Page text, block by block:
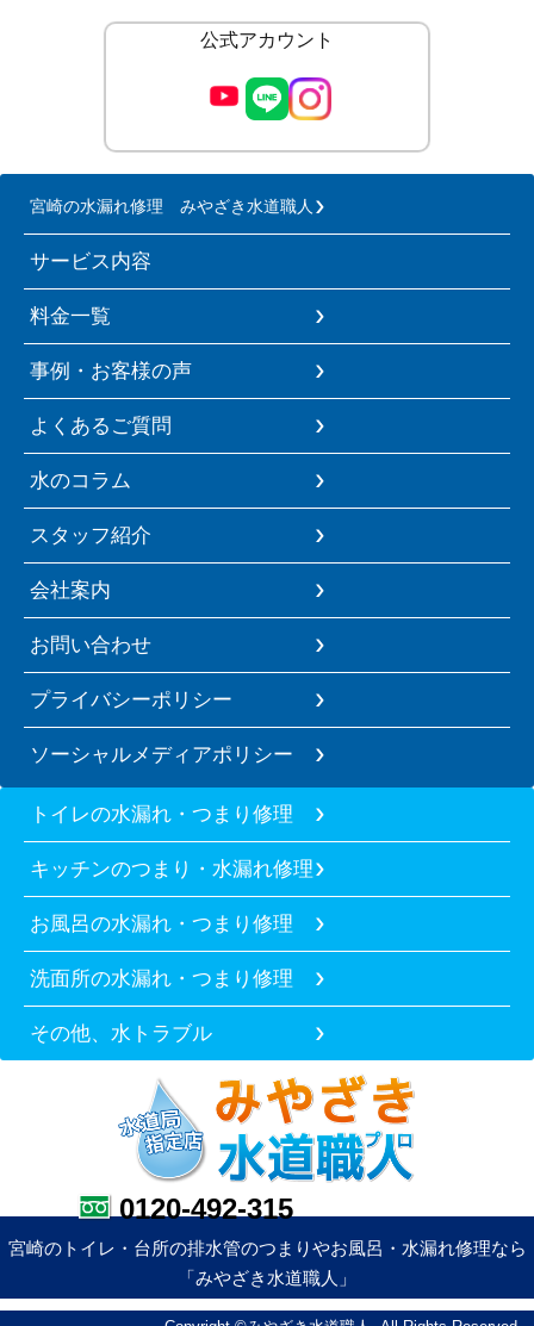
公式アカウント
宮崎の水漏れ修理 みやざき水道職人
サービス内容
料金一覧
事例・お客様の声
よくあるご質問
水のコラム
スタッフ紹介
会社案内
お問い合わせ
プライバシーポリシー
ソーシャルメディアポリシー
トイレの水漏れ・つまり修理
キッチンのつまり・水漏れ修理
お風呂の水漏れ・つまり修理
洗面所の水漏れ・つまり修理
その他、水トラブル
0120-492-315
宮崎のトイレ・台所の排水管のつまりやお風呂・水漏れ修理なら
「みやざき水道職人」